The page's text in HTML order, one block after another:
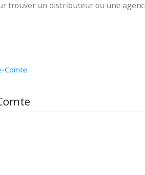
trouver un distributeur ou une
Comte